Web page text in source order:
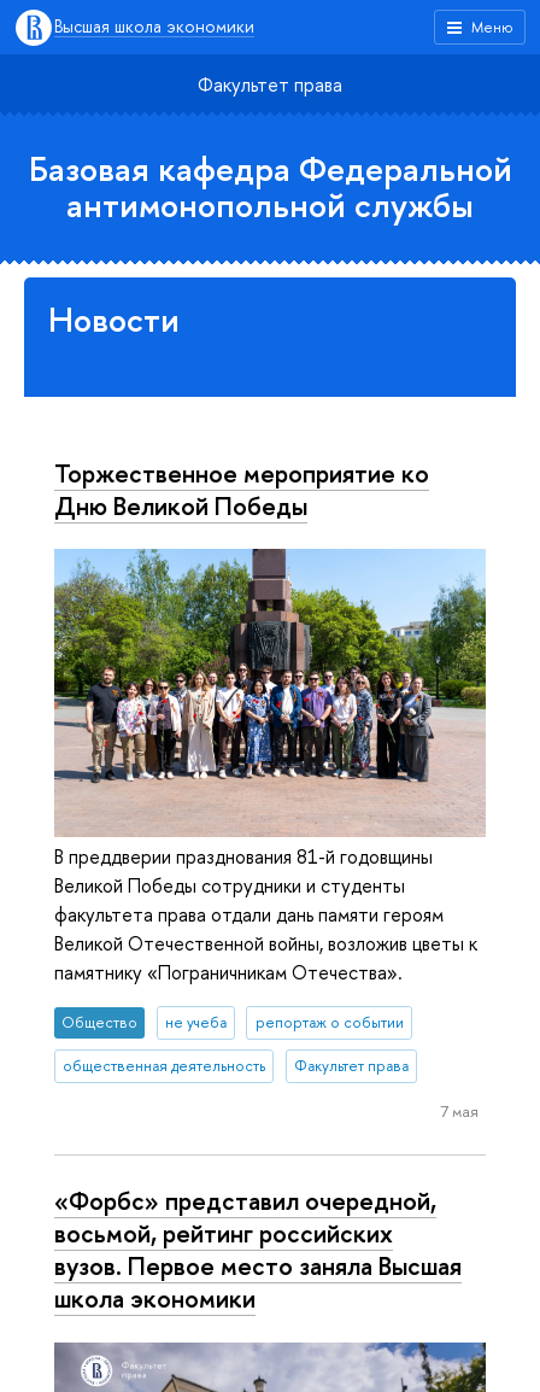
Меню
Высшая школа экономики
Факультет права
Базовая кафедра Федеральной
антимонопольной службы
Новости
Торжественное мероприятие ко
Дню Великой Победы
В преддверии празднования 81-й годовщины
Великой Победы сотрудники и студенты
факультета права отдали дань памяти героям
Великой Отечественной войны, возложив цветы к
памятнику «Пограничникам Отечества».
Общество не учеба репортаж о событии
общественная деятельность Факультет права
7 мая
«Форбс» представил очередной,
восьмой, рейтинг российских
вузов. Первое место заняла Высшая
школа экономики